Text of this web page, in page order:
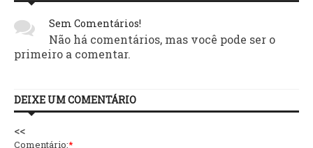
Sem Comentários!
Não há comentários, mas você pode ser o
primeiro a comentar.
DEIXE UM COMENTÁRIO
<<
Comentário:*